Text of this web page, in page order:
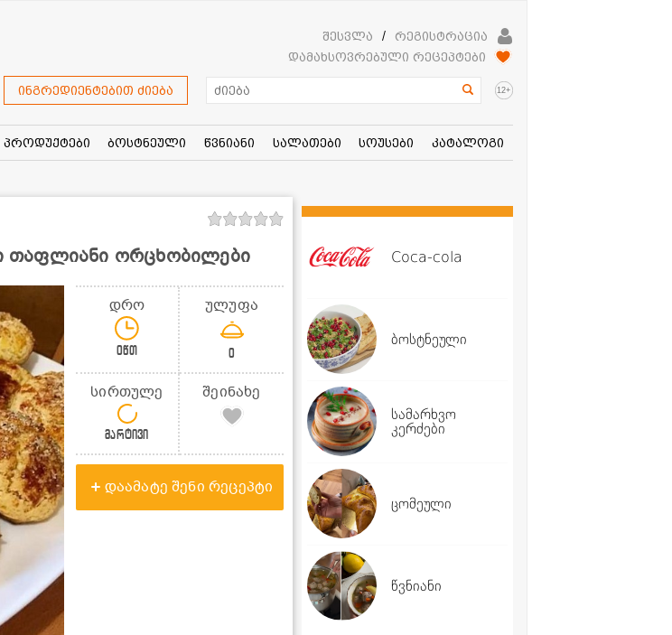
შესვლა /
რეგისტრაცია
დამახსოვრებული რეცეპტები
ინგრედიენტებით ძიება 12+
პროდუქტები ბოსტნეული წვნიანი სალათები სოუსები კატალოგი
თაფლიანი ორცხობილები
დრო
0წთ
ულუფა
0
სირთულე
მარტივი
შეინახე
დაამატე შენი რეცეპტი
Coca-cola
ბოსტნეული
სამარხვო
კერძები
ცომეული
წვნიანი